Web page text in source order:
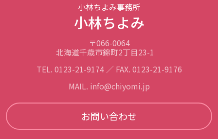
小林ちよみ事務所
小林ちよみ
〒066-0064
北海道千歳市錦町2丁目23-1
TEL. 0123-21-9174 ／ FAX. 0123-21-9176
MAIL. info@chiyomi.jp
お問い合わせ